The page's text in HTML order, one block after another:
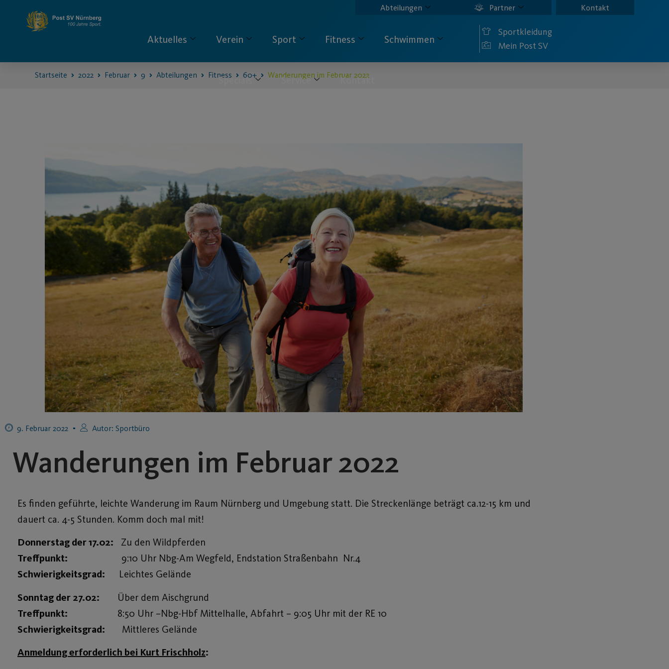
Abteilungen Partner Kontakt
Aktuelles Verein Sport Fitness Schwimmen
Specials Service Kontakt
Sportkleidung
Mein Post SV
Startseite 2022 Februar 9 Abteilungen Fitness 60+ Wanderungen im Februar 2022
9. Februar 2022 Autor: Sportbüro
Wanderungen im Februar 2022
Es finden geführte, leichte Wanderung im Raum Nürnberg und Umgebung statt. Die Streckenlänge beträgt ca.12-15 km und
dauert ca. 4-5 Stunden. Komm doch mal mit!
Donnerstag der 17.02: Zu den Wildpferden
Treffpunkt: 9:10 Uhr Nbg-Am Wegfeld, Endstation Straßenbahn Nr.4
Schwierigkeitsgrad: Leichtes Gelände
Sonntag der 27.02: Über dem Aischgrund
Treffpunkt: 8:50 Uhr –Nbg-Hbf Mittelhalle, Abfahrt – 9:05 Uhr mit der RE 10
Schwierigkeitsgrad:
Mittleres Gelände
Anmeldung erforderlich bei Kurt Frischholz: